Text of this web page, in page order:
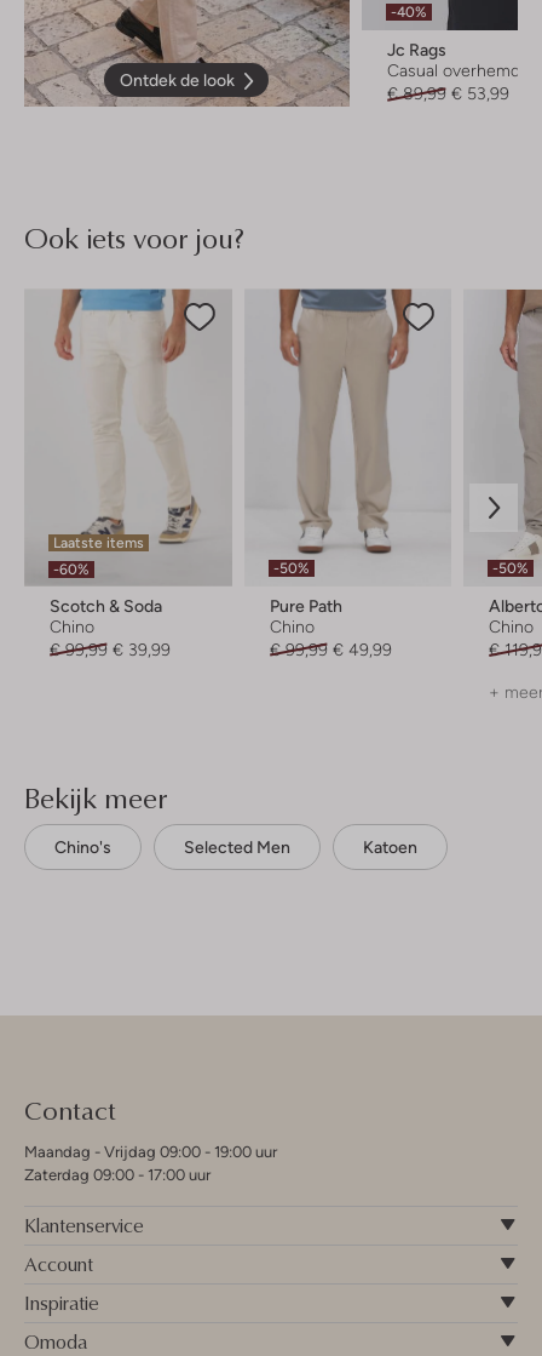
Ontdek de look
-40%
Jc Rags
Casual overhemd
€ 89,99 € 53,99
Ook iets voor jou?
Laatste items
-60%
Scotch & Soda
Chino
€ 99,99 € 39,99
-50%
Pure Path
Chino
€ 99,99 € 49,99
-50%
Chino
€
+
Bekijk meer
Chino's Selected Men Katoen
Contact
Maandag - Vrijdag 09:00 - 19:00 uur
Zaterdag 09:00 - 17:00 uur
Klantenservice
Account
Inspiratie
Omoda